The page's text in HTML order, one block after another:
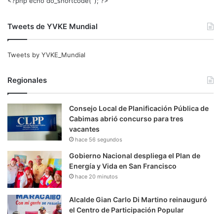
Tweets de YVKE Mundial
Tweets by YVKE_Mundial
Regionales
Consejo Local de Planificación Pública de
Cabimas abrió concurso para tres
vacantes
hace 56 segundos
Gobierno Nacional despliega el Plan de
Energía y Vida en San Francisco
hace 20 minutos
Alcalde Gian Carlo Di Martino reinauguró
el Centro de Participación Popular